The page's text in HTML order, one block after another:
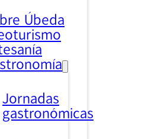
Úbeda
Jornadas
gastronómicas